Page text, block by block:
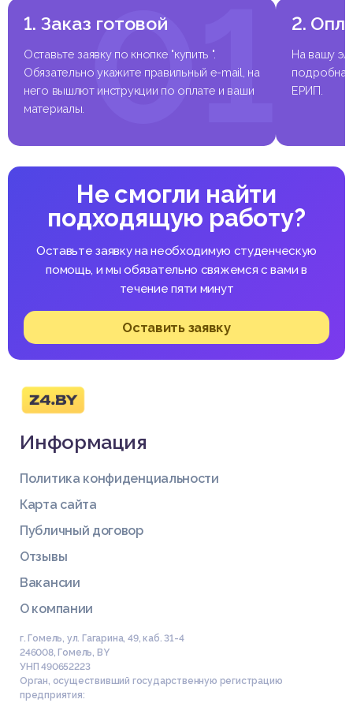
Список использованных источников
Приложения
Выдержка из работы
01
1. Заказ готовой
Оставьте заявку по кнопке "купить ".
Обязательно укажите правильный e-mail, на
него вышлют инструкции по оплате и ваши
материалы.
2.
На вашу
подробная
ЕРИП.
Не смогли найти
подходящую работу?
Оставьте заявку на необходимую студенческую
помощь, и мы обязательно свяжемся с вами в
течение пяти минут
Оставить заявку
Информация
Политика конфиденциальности
Карта сайта
Публичный договор
Отзывы
Вакансии
О компании
г. Гомель, ул. Гагарина, 49, каб. 31-4
246008, Гомель, BY
УНП 490652223
Орган, осуществивший государственную регистрацию
предприятия: